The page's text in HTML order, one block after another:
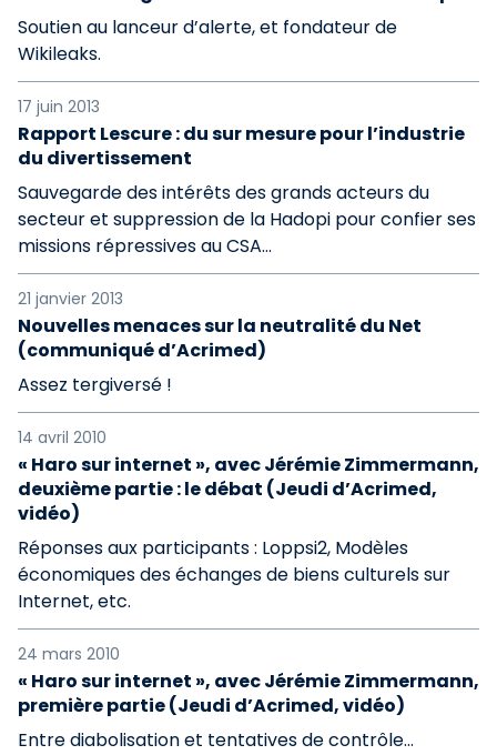
Soutien au lanceur d’alerte, et fondateur de
Wikileaks.
17 juin 2013
Rapport Lescure : du sur mesure pour l’industrie
du divertissement
Sauvegarde des intérêts des grands acteurs du
secteur et suppression de la Hadopi pour confier ses
missions répressives au CSA…
21 janvier 2013
Nouvelles menaces sur la neutralité du Net
(communiqué d’Acrimed)
Assez tergiversé !
14 avril 2010
« Haro sur internet », avec Jérémie Zimmermann,
deuxième partie : le débat (Jeudi d’Acrimed,
vidéo)
Réponses aux participants : Loppsi2, Modèles
économiques des échanges de biens culturels sur
Internet, etc.
24 mars 2010
« Haro sur internet », avec Jérémie Zimmermann,
première partie (Jeudi d’Acrimed, vidéo)
Entre diabolisation et tentatives de contrôle...